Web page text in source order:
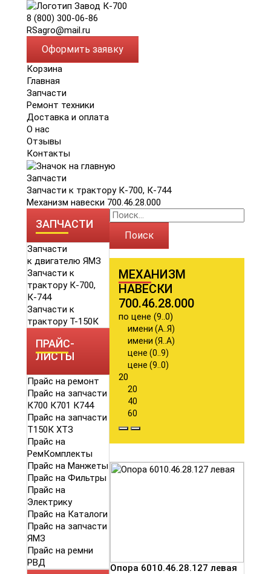
8 (800) 300-06-86
RSagro@mail.ru
Оформить заявку
Корзина
Главная
Запчасти
Ремонт техники
Доставка и оплата
О нас
Отзывы
Контакты
Запчасти
Запчасти к трактору К-700, К-744
Механизм навески 700.46.28.000
ЗАПЧАСТИ
Запчасти
к двигателю ЯМЗ
Запчасти к
трактору К-700,
К-744
Запчасти к
трактору Т-150К
ПРАЙС-
ЛИСТЫ
Прайс на ремонт
Прайс на запчасти
К700 К701 К744
Прайс на запчасти
Т150К ХТЗ
Прайс на
РемКомплекты
Прайс на Манжеты
Прайс на Фильтры
Прайс на
Электрику
Прайс на Каталоги
Прайс на запчасти
ЯМЗ
Прайс на ремни
РВД
Поиск
МЕХАНИЗМ
НАВЕСКИ
700.46.28.000
по цене (9..0)
имени (А..Я)
имени (Я..А)
цене (0..9)
цене (9..0)
20
20
40
60
Опора 6010.46.28.127 левая